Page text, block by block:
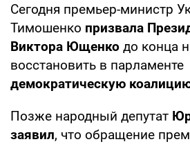
Сегодня премьер-министр
Тимошенко призвала
Виктора Ющенко до конца
восстановить в парламенте
демократическую
Позже народный депутат
заявил, что обращение